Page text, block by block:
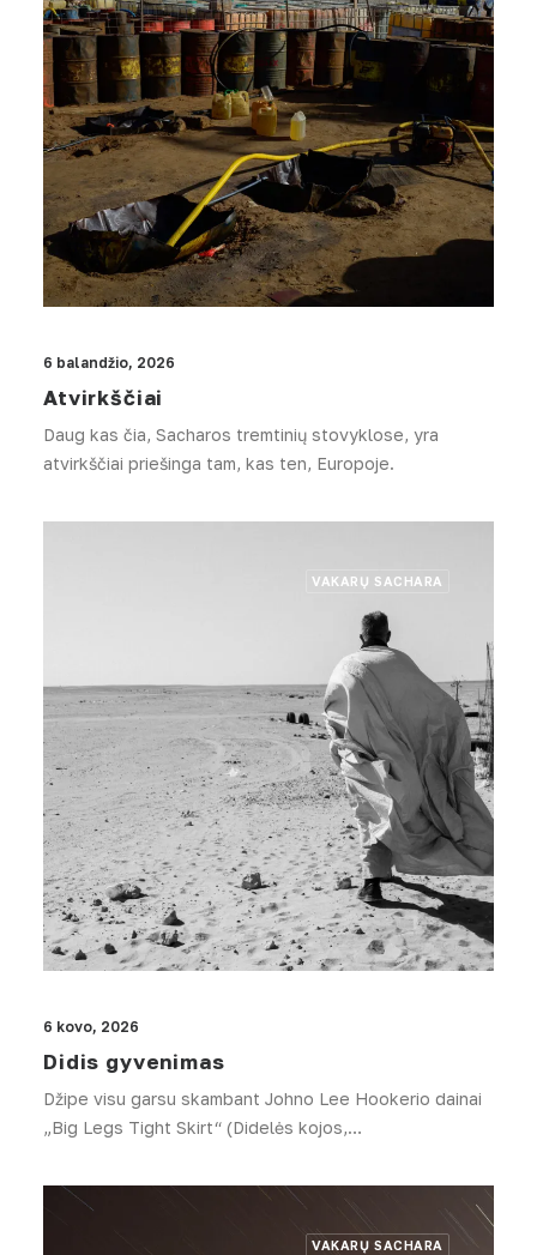
6 balandžio, 2026
Atvirkščiai
Daug kas čia, Sacharos tremtinių stovyklose, yra
atvirkščiai priešinga tam, kas ten, Europoje.
VAKARŲ SACHARA
6 kovo, 2026
Didis gyvenimas
Džipe visu garsu skambant Johno Lee Hookerio dainai
„Big Legs Tight Skirt“ (Didelės kojos,…
VAKARŲ SACHARA